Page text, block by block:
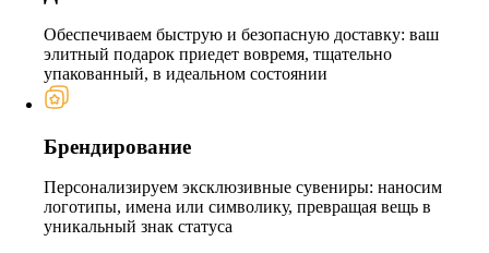
Обеспечиваем быструю и безопасную доставку: ваш
элитный подарок приедет вовремя, тщательно
упакованный, в идеальном состоянии
Брендирование
Персонализируем эксклюзивные сувениры: наносим
логотипы, имена или символику, превращая вещь в
уникальный знак статуса